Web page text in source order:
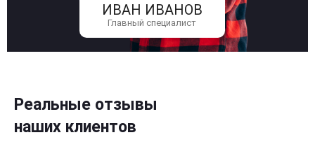
ИВАН ИВАНОВ
Главный специалист
Реальные отзывы
наших клиентов